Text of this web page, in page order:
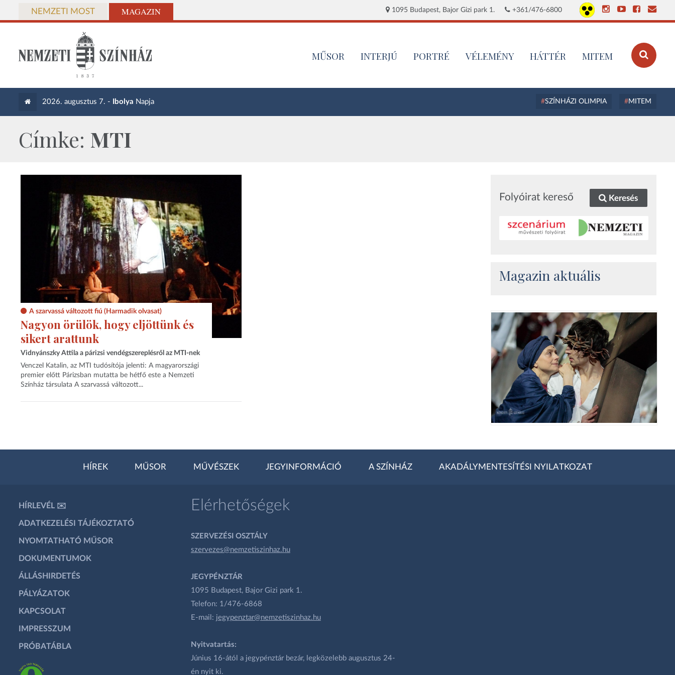
NEMZETI MOST MAGAZIN 1095 Budapest, Bajor Gizi park 1. +361/476-6800
MŰSOR INTERJÚ PORTRÉ VÉLEMÉNY HÁTTÉR MITEM
2026. augusztus 7. - Ibolya Napja SZÍNHÁZI OLIMPIA MITEM
Címke: MTI
A szarvassá változott fiú (Harmadik olvasat)
Nagyon örülök, hogy eljöttünk és
sikert arattunk
Vidnyánszky Attila a párizsi vendégszereplésről az MTI-nek
Venczel Katalin, az MTI tudósítója jelenti: A magyarországi
premier előtt Párizsban mutatta be hétfő este a Nemzeti
Színház társulata A szarvassá változott...
Folyóirat kereső Keresés
Magazin aktuális
HÍREK MŰSOR MŰVÉSZEK JEGYINFORMÁCIÓ A SZÍNHÁZ AKADÁLYMENTESÍTÉSI NYILATKOZAT
HÍRLEVÉL ✉️
ADATKEZELÉSI TÁJÉKOZTATÓ
NYOMTATHATÓ MŰSOR
DOKUMENTUMOK
ÁLLÁSHIRDETÉS
PÁLYÁZATOK
KAPCSOLAT
IMPRESSZUM
PRÓBATÁBLA
Elérhetőségek
SZERVEZÉSI OSZTÁLY
szervezes@nemzetiszinhaz.hu
JEGYPÉNZTÁR
1095 Budapest, Bajor Gizi park 1.
Telefon: 1/476-6868
E-mail: jegypenztar@nemzetiszinhaz.hu
Nyitvatartás:
Június 16-ától a jegypénztár bezár, legközelebb augusztus 24-
én nyit ki.